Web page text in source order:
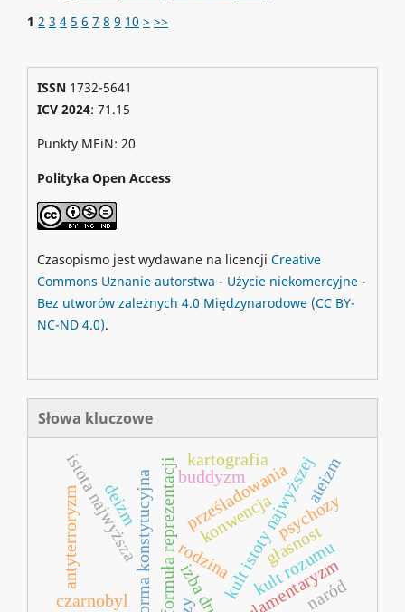
1 2 3 4 5 6 7 8 9 10 > >>
ISSN1732-5641
ICV 2024: 71.15
Punkty MEiN: 20
Polityka Open Access
Czasopismo jest wydawane na licencji Creative
Commons Uznanie autorstwa - Użycie niekomercyjne -
Bez utworów zależnych 4.0 Międzynarodowe (CC BY-
NC-ND 4.0).
Słowa kluczowe
rodzina
reforma konstytucyjna
istota najwyższa kult istoty najwyższej
kult rozumu
formuła reprezentacji parlamentaryzm
prześladowania
buddyzm
antyterroryzm
czarnobyl
konwencja
deizm
głasnost
psychozy
ateizm
naród
kartografia